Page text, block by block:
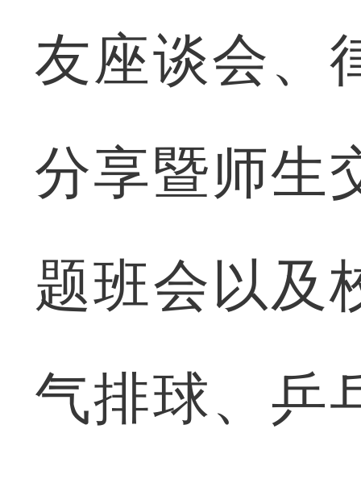
友座谈会、
分享暨师生
题班会以及
气排球、乒